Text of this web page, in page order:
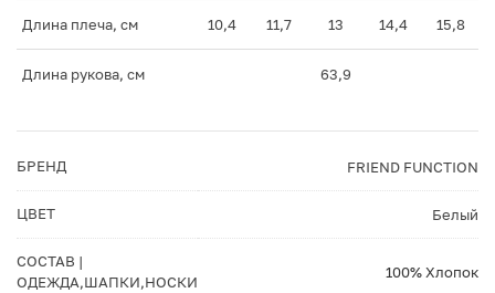
Длина плеча, см 10,4 11,7 13 14,4 15,8
Длина рукова, см 63,9
БРЕНД FRIEND FUNCTION
ЦВЕТ Белый
СОСТАВ |
ОДЕЖДА,ШАПКИ,НОСКИ
100% Хлопок